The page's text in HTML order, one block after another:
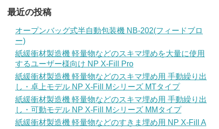
最近の投稿
オープンバッグ式半自動包装機 NB-202(フィードブロ
ー)
紙緩衝材製造機 軽量物などのスキマ埋めを大量に使用
するユーザー様向け NP X-Fill Pro
紙緩衝材製造機 軽量物などのスキマ埋め用 手動繰り出
し・卓上モデル NP X-Fill Mシリーズ MTタイプ
紙緩衝材製造機 軽量物などのスキマ埋め用 手動繰り出
し・可動モデル NP X-Fill Mシリーズ MMタイプ
紙緩衝材製造機 軽量物などのすきま埋め用 NP X-Fill A